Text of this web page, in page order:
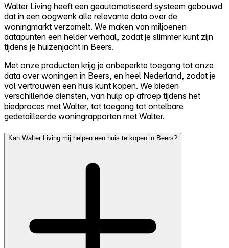
Walter Living heeft een geautomatiseerd systeem gebouwd
dat in een oogwenk alle relevante data over de
woningmarkt verzamelt. We maken van miljoenen
datapunten een helder verhaal, zodat je slimmer kunt zijn
tijdens je huizenjacht in Beers.
Met onze producten krijg je onbeperkte toegang tot onze
data over woningen in Beers, en heel Nederland, zodat je
vol vertrouwen een huis kunt kopen. We bieden
verschillende diensten, van hulp op afroep tijdens het
biedproces met Walter, tot toegang tot ontelbare
gedetailleerde woningrapporten met Walter.
Kan Walter Living mij helpen een huis te kopen in Beers?